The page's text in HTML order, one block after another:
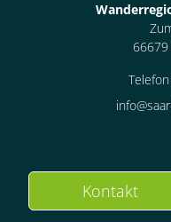
66679
Kontakt